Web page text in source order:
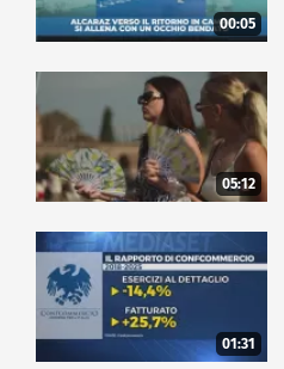
00:05
05:12
01:31